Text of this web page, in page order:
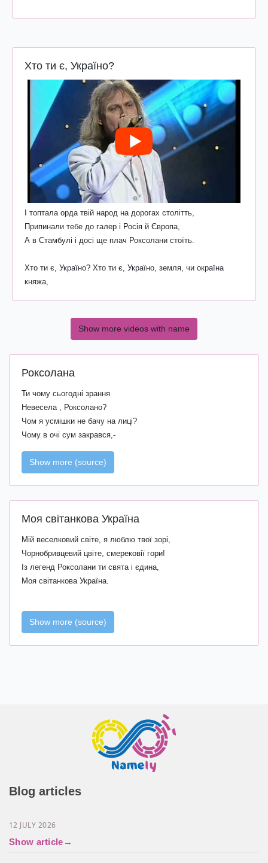
Хто ти є, Україно?
І топтала орда твій народ на дорогах столітть,
Припинали тебе до галер і Росія й Європа,
А в Стамбулі і досі ще плач Роксолани стоїть.
Хто ти є, Україно? Хто ти є, Україно, земля, чи окраїна
княжа,
Show more videos with name
Роксолана
Ти чому сьогодні зрання
Невесела , Роксолано?
Чом я усмішки не бачу на лиці?
Чому в очі сум закрався,-
Show more (source)
Моя світанкова Україна
Мій веселковий cвіте, я люблю твої зорі,
Чорнобривцевий цвіте, смерековії гори!
Із легенд Роксолани ти свята і єдина,
Моя світанкова Україна.
Show more (source)
Blog articles
Як обрати позивний в Армії. Позивний це
12 JULY 2026
Show article →